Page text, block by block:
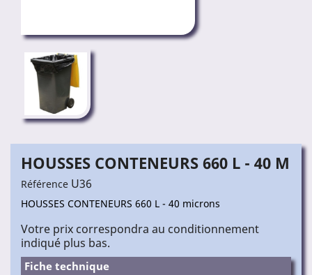
HOUSSES CONTENEURS 660 L - 40 Μ
Référence U36
HOUSSES CONTENEURS 660 L - 40 microns
Votre prix correspondra au conditionnement
indiqué plus bas.
Fiche technique